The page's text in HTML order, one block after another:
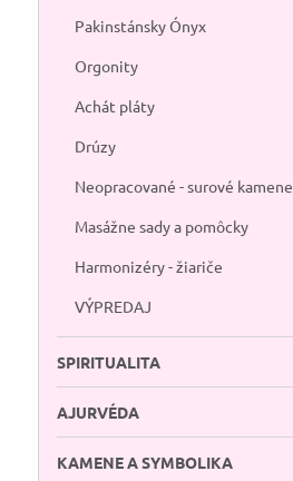
Pakinstánsky Ónyx
Orgonity
Achát pláty
Drúzy
Neopracované - surové kamene
Masážne sady a pomôcky
Harmonizéry - žiariče
VÝPREDAJ
SPIRITUALITA
AJURVÉDA
KAMENE A SYMBOLIKA